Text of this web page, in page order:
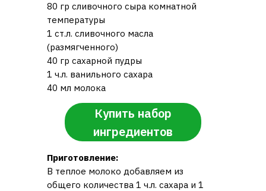
Купить набор
ингредиентов
Приготовление:
В теплое молоко добавляем из
общего количества 1 ч.л. сахара и 1
80 гр сливочного сыра комнатной
температуры
1 ст.л. сливочного масла
(размягченного)
40 гр сахарной пудры
1 ч.л. ванильного сахара
40 мл молока